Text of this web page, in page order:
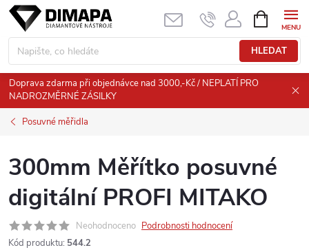
Přejít
obsah
HLEDAT
NÁKUPNÍ
KOŠÍK
Doprava zdarma při objednávce nad 3000,-Kč / NEPLATÍ PRO
NADROZMĚRNÉ ZÁSILKY
Posuvné měřidla
300mm Měřítko posuvné
digitální PROFI MITAKO
Neohodnoceno Podrobnosti hodnocení
Kód produktu: 544.2